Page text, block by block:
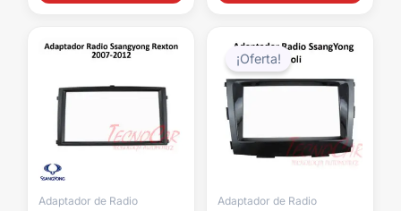
Adaptador de Radio
¡Oferta!
Adaptador de Radio
precio
era:
$48.990.
precio
es: